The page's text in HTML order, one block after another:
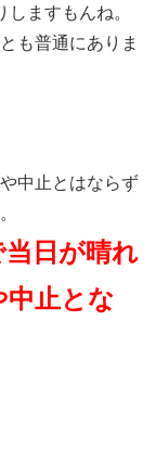
ますもんね。
も普通にありま
中止とはならず
日が晴れ
中止とな